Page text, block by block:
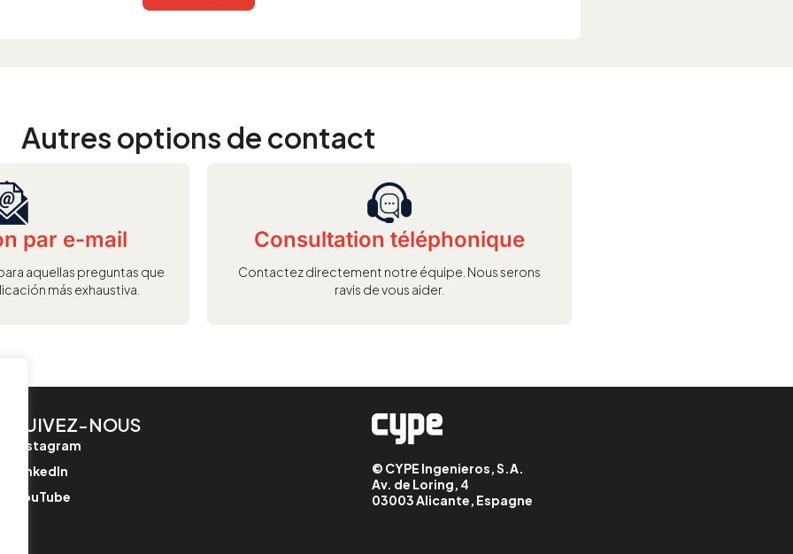
Autres options de contact
par e-mail
aquellas preguntas que
más exhaustiva.
Consultation téléphonique
Contactez directement notre équipe. Nous serons
ravis de vous aider.
SUIVEZ-NOUS
Instagram
LinkedIn
YouTube
© CYPE Ingenieros, S.A.
Av. de Loring, 4
03003 Alicante, Espagne